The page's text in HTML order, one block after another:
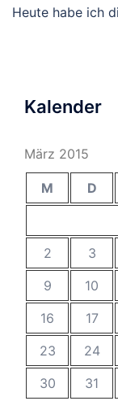
Heute habe ich
Kalender
März 2015
M D
2
3
9
10
16
17
23
24
30
31